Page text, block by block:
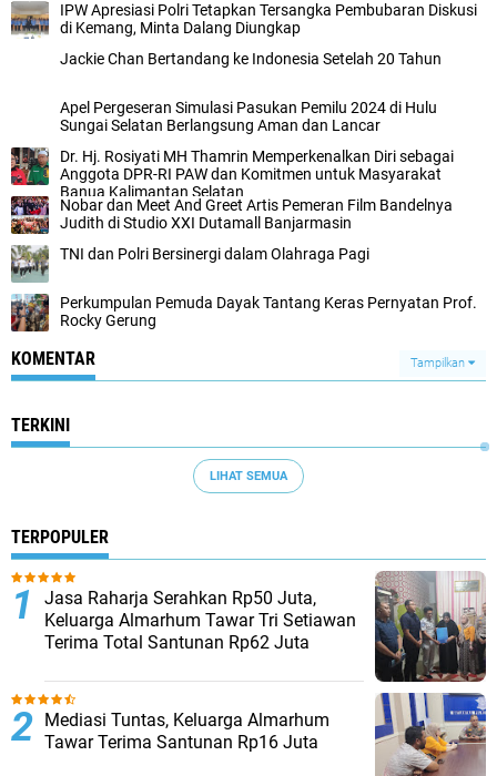
IPW Apresiasi Polri Tetapkan Tersangka Pembubaran Diskusi
di Kemang, Minta Dalang Diungkap
Jackie Chan Bertandang ke Indonesia Setelah 20 Tahun
Apel Pergeseran Simulasi Pasukan Pemilu 2024 di Hulu
Sungai Selatan Berlangsung Aman dan Lancar
Dr. Hj. Rosiyati MH Thamrin Memperkenalkan Diri sebagai
Anggota DPR-RI PAW dan Komitmen untuk Masyarakat
Banua Kalimantan Selatan
Nobar dan Meet And Greet Artis Pemeran Film Bandelnya
Judith di Studio XXI Dutamall Banjarmasin
TNI dan Polri Bersinergi dalam Olahraga Pagi
Perkumpulan Pemuda Dayak Tantang Keras Pernyatan Prof.
Rocky Gerung
KOMENTAR Tampilkan
TERKINI
LIHAT SEMUA
TERPOPULER
Jasa Raharja Serahkan Rp50 Juta,
Keluarga Almarhum Tawar Tri Setiawan
Terima Total Santunan Rp62 Juta
Mediasi Tuntas, Keluarga Almarhum
Tawar Terima Santunan Rp16 Juta